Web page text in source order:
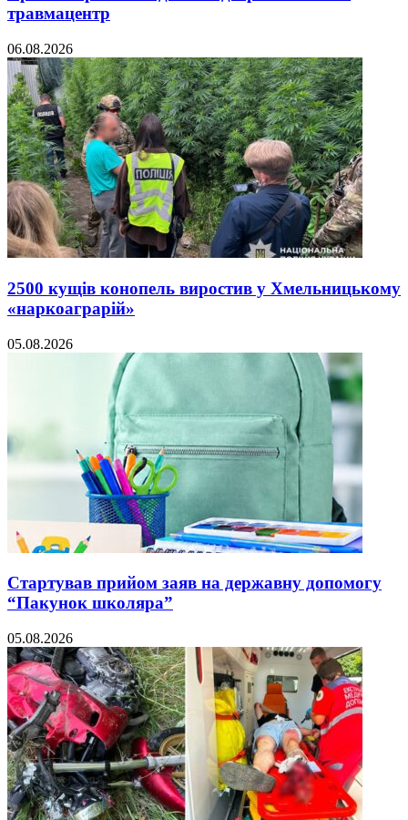
травмацентр
06.08.2026
2500 кущів конопель виростив у Хмельницькому
«наркоаграрій»
05.08.2026
Стартував прийом заяв на державну допомогу
“Пакунок школяра”
05.08.2026